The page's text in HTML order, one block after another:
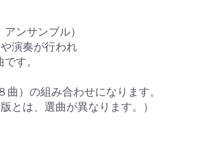
ンサンブル）
演奏が行われ
す。
曲）の組み合わせになります。
とは、選曲が異なります。）